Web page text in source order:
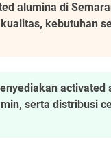
alumina di
kebutuhan
serta distribusi